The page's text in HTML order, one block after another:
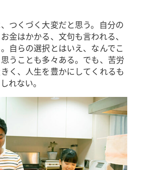
つくづく大変だと思う。自分の
金はかかる、文句も言われる、
自らの選択とはいえ、なんでこ
うことも多々ある。でも、苦労
く、人生を豊かにしてくれるも
れない。